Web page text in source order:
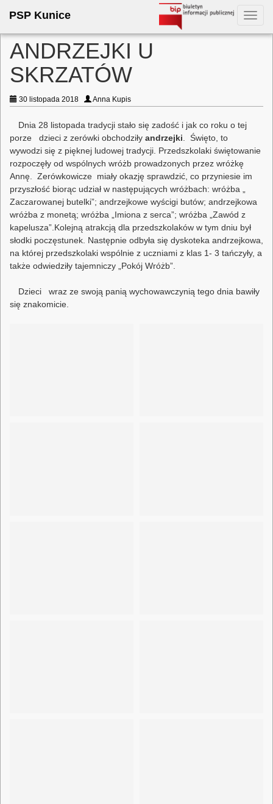
PSP Kunice
ANDRZEJKI U
SKRZATÓW
30 listopada 2018 Anna Kupis
Dnia 28 listopada tradycji stało się zadość i jak co roku o tej
porze dzieci z zerówki obchodziły andrzejki . Święto, to
wywodzi się z pięknej ludowej tradycji. Przedszkolaki świętowanie
rozpoczęły od wspólnych wróżb prowadzonych przez wróżkę
Annę. Zerówkowicze miały okazję sprawdzić, co przyniesie im
przyszłość biorąc udział w następujących wróżbach: wróżba „
Zaczarowanej butelki”; andrzejkowe wyścigi butów; andrzejkowa
wróżba z monetą; wróżba „Imiona z serca”; wróżba „Zawód z
kapelusza”.Kolejną atrakcją dla przedszkolaków w tym dniu był
słodki poczęstunek. Następnie odbyła się dyskoteka andrzejkowa,
na której przedszkolaki wspólnie z uczniami z klas 1- 3 tańczyły, a
także odwiedziły tajemniczy „Pokój Wróżb”.
Dzieci wraz ze swoją panią wychowawczynią tego dnia bawiły
się znakomicie.